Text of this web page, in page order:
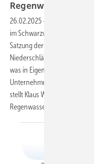
Regenwasser im
26.02.2025 -
im Schwarzwald ist
Satzung der Kommune für
Niederschläge gefordert.
was in Eigeninitiative
Unternehmens, das in dem
stellt Klaus W. König
Regenwassernutzung in den